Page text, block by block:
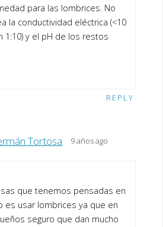
para las lombrices. No
la conductividad eléctrica (<10
1:10) y el pH de los restos
REPLY
Tortosa 9 años ago
que tenemos pensadas en
es usar lombrices ya que en
seguro que dan mucho